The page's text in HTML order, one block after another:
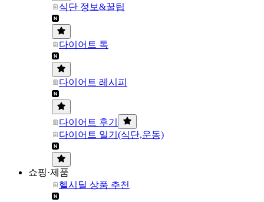
식단 정보&꿀팁
다이어트 톡
다이어트 레시피
다이어트 후기
다이어트 일기(식단,운동)
쇼핑·제품
헬시딜 상품 추천